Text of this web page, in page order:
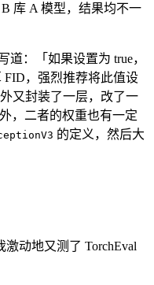
库 A 模型，结果均不一
道：「如果设置为 true，
FID，强烈推荐将此值设
又封装了一层，改了一
，二者的权重也有一定
的定义，然后大
动地又测了 TorchEval